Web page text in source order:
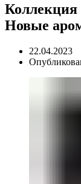
Коллекция
Новые
22.04.2023